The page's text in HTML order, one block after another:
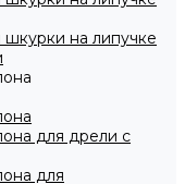
на липучке
для дрели с
для